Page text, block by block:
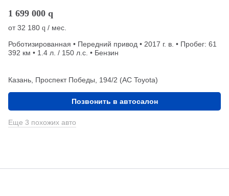
1 699 000 q
от32 180 q / мес.
Роботизированная • Передний привод • 2017 г. в. • Пробег: 61
392 км • 1.4 л. / 150 л.с. • Бензин
Казань, Проспект Победы, 194/2 (АС Toyota)
Позвонить в автосалон
Еще 3 похожих авто